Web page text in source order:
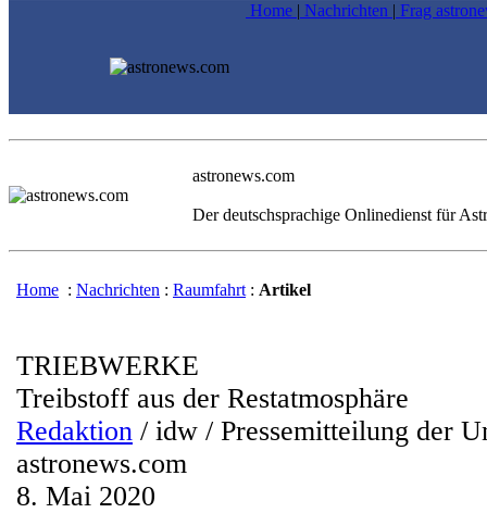
Home | Nachrichten | Frag
astronews.com
Der deutschsprachige Onlinedienst für
Home : Nachrichten : Raumfahrt : Artikel
TRIEBWERKE
Treibstoff aus der Restatmosphäre
Redaktion / idw / Pressemitteilung der
astronews.com
8. Mai 2020